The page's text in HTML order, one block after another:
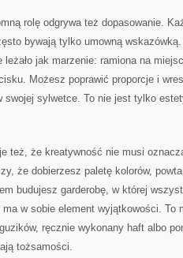
rolę odgrywa też dopasowanie.
bywają tylko umowną
jak marzenie: ramiona na
Możesz poprawić proporcje i
swojej sylwetce. To nie jest tylko
też, że kreatywność nie musi
że dobierzesz paletę kolorów,
budujesz garderobę, w której
w sobie element wyjątkowości. To
ręcznie wykonany haft albo
tożsamości.